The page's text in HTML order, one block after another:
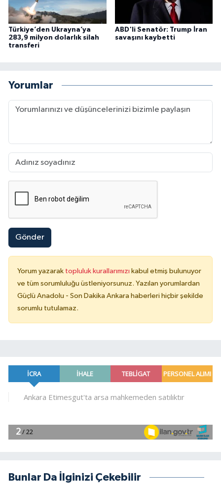
Türkiye’den Ukrayna’ya
283,9 milyon dolarlık silah
transferi
ABD'li Senatör: Trump İran
savaşını kaybetti
Yorumlar
Gönder
Yorum yazarak topluluk kurallarımızı kabul etmiş bulunuyor
ve tüm sorumluluğu üstleniyorsunuz. Yazılan yorumlardan
Güçlü Anadolu - Son Dakika Ankara haberleri hiçbir şekilde
sorumlu tutulamaz.
Bunlar Da İlginizi Çekebilir